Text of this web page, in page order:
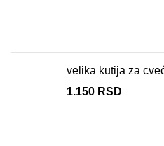
velika kutija za
1.150 RSD